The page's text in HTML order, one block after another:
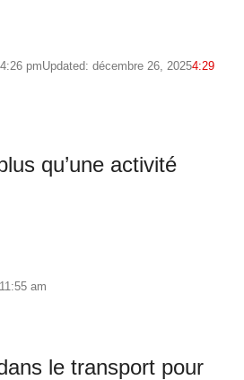
4:26 pmUpdated: décembre 26, 20254:29
qu’une activité
am
le transport pour